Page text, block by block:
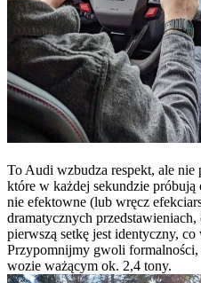
To Audi wzbudza respekt, ale nie
które w każdej sekundzie
nie efektowne (lub wręcz
dramatycznych
pierwszą setkę jest identyczny,
Przypomnijmy gwoli
wozie ważącym ok. 2,4 tony.